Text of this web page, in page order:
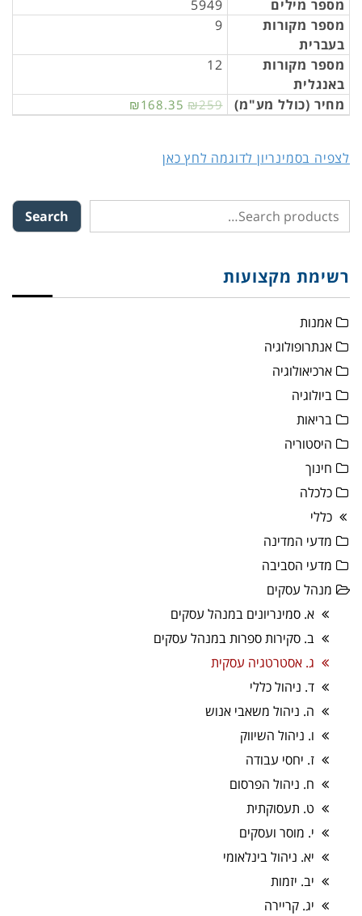
מספר מילים
5949
מספר מקורות
בעברית
9
מספר מקורות
באנגלית
12
מחיר (כולל מע"מ) ₪168.35 ₪259
לצפיה בסמינריון לדוגמה לחץ כאן
Search
רשימת מקצועות
אמנות
אנתרופולוגיה
ארכיאולוגיה
ביולוגיה
בריאות
היסטוריה
חינוך
כלכלה
כללי
מדעי המדינה
מדעי הסביבה
מנהל עסקים
א. סמינריונים במנהל עסקים
ב. סקירות ספרות במנהל עסקים
ג. אסטרטגיה עסקית
ד. ניהול כללי
ה. ניהול משאבי אנוש
ו. ניהול השיווק
ז. יחסי עבודה
ח. ניהול הפרסום
ט. תעסוקתית
י. מוסר ועסקים
יא. ניהול בינלאומי
יב. יזמות
יג. קריירה